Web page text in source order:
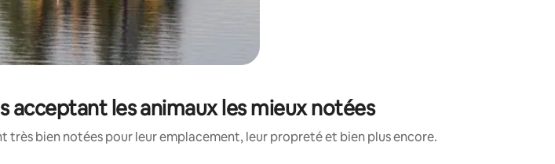
acceptant les animaux les mieux notées
très bien notées pour leur emplacement, leur propreté et bien plus encore.